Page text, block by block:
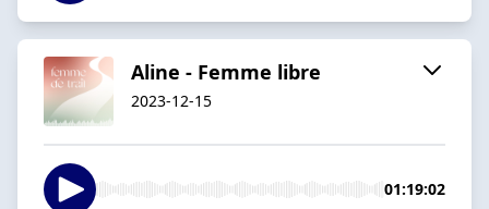
Aline - Femme libre
2023-12-15
01:19:02